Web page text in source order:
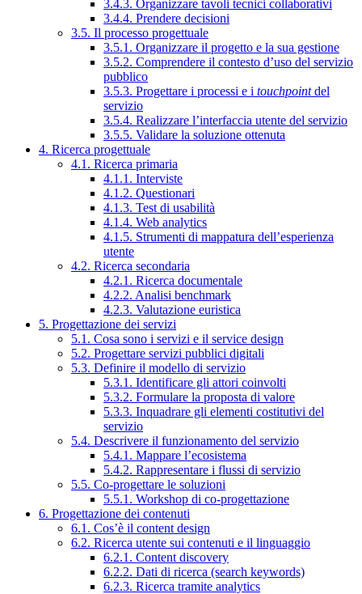
3.4.3. Organizzare tavoli tecnici collaborativi
3.4.4. Prendere decisioni
3.5. Il processo progettuale
3.5.1. Organizzare il progetto e la sua gestione
3.5.2. Comprendere il contesto d’uso del servizio
pubblico
3.5.3. Progettare i processi e i touchpointdel
servizio
3.5.4. Realizzare l’interfaccia utente del servizio
3.5.5. Validare la soluzione ottenuta
4. Ricerca progettuale
4.1. Ricerca primaria
4.1.1. Interviste
4.1.2. Questionari
4.1.3. Test di usabilità
4.1.4. Web analytics
4.1.5. Strumenti di mappatura dell’esperienza
utente
4.2. Ricerca secondaria
4.2.1. Ricerca documentale
4.2.2. Analisi benchmark
4.2.3. Valutazione euristica
5. Progettazione dei servizi
5.1. Cosa sono i servizi e il service design
5.2. Progettare servizi pubblici digitali
5.3. Definire il modello di servizio
5.3.1. Identificare gli attori coinvolti
5.3.2. Formulare la proposta di valore
5.3.3. Inquadrare gli elementi costitutivi del
servizio
5.4. Descrivere il funzionamento del servizio
5.4.1. Mappare l’ecosistema
5.4.2. Rappresentare i flussi di servizio
5.5. Co-progettare le soluzioni
5.5.1. Workshop di co-progettazione
6. Progettazione dei contenuti
6.1. Cos’è il content design
6.2. Ricerca utente sui contenuti e il linguaggio
6.2.1. Content discovery
6.2.2. Dati di ricerca (search keywords)
6.2.3. Ricerca tramite analytics